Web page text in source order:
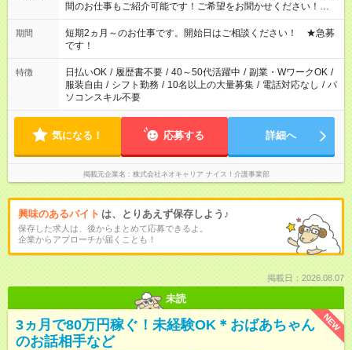
間のお仕事もご紹介可能です！ご希望をお聞かせください！★家
庭の都合でお休みが必要な場合も遠慮なくご相談ください。 ※
週最低15時間以上の勤務が必要です
期間
短期2ヵ月～のお仕事です。開始日はご相談ください！ ★急募
です！
特徴 日払いOK / 履歴書不要 / 40～50代活躍中 / 副業・WワークOK /
服装自由 / シフト勤務 / 10名以上の大量募集 / 電話対応なし / パ
ソコンスキル不要
気になる！ 応募する 詳細へ
掲載元企業名 株式会社ネオキャリア ナイス！介護事業部
興味のあるバイト は、とりあえず保存しよう♪
保存した求人は、後からまとめて応募できるよ。
企業からアプローチが届くことも！
掲載日：2026.08.07
未読
NEW
3ヵ月で80万円稼ぐ！未経験OK＊おばあちゃん
のお話相手など